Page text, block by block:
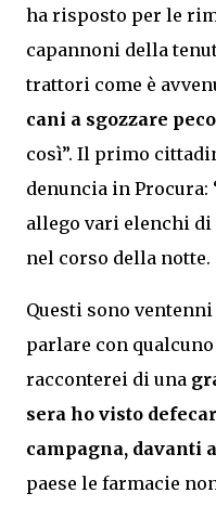
ha risposto per le
capannoni della
trattori come è
cani a sgozzare
così”. Il primo
denuncia in Procura:
allego vari elenchi
nel corso della notte.
Questi sono
parlare con
racconterei di una
sera ho visto
campagna, davanti
paese le farmacie